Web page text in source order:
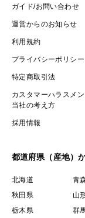
ガイド/お問い合わせ
運営からのお知らせ
利用規約
プライバシーポリシー
特定商取引法
カスタマーハラスメ
当社の考え方
採用情報
都道府県（産地）
北海道 青
秋田県
山
栃木県
群